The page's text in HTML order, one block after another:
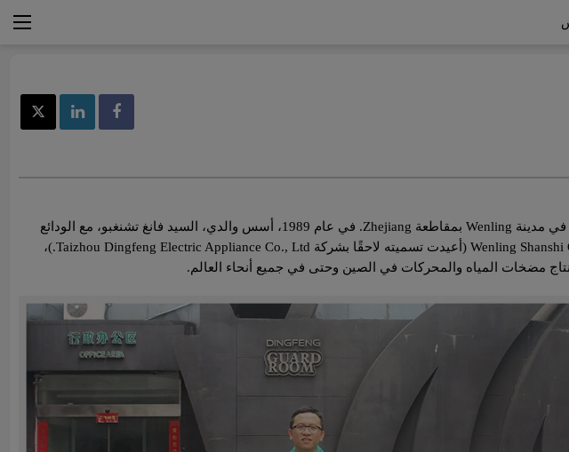
أنا فانغ تشيمين، رئيس شركة Taizhou Dingfeng Electric Appliance Co., Ltd، ولدت عام 1986 في قرية صغيرة في مدينة Wenling بمقاطعة Zhejiang. في عام 1989، أسس والدي، السيد فانغ تشنغبو، مع الودائع
التي وفرها خلال 10 سنوات من الخبرة في بيع النظارات في شمال شرق الصين، مصنع Wenling Shanshi Capacitor Manufactory (أعيدت تسميته لاحقًا بشركة Taizhou Dingfeng Electric Appliance Co., Ltd.)،